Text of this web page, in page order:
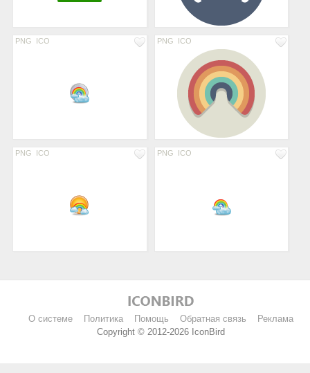
PNG ICO PNG ICO
PNG ICO PNG ICO
О системе Политика Помощь Обратная связь
Реклама
Copyright © 2012-2026 IconBird